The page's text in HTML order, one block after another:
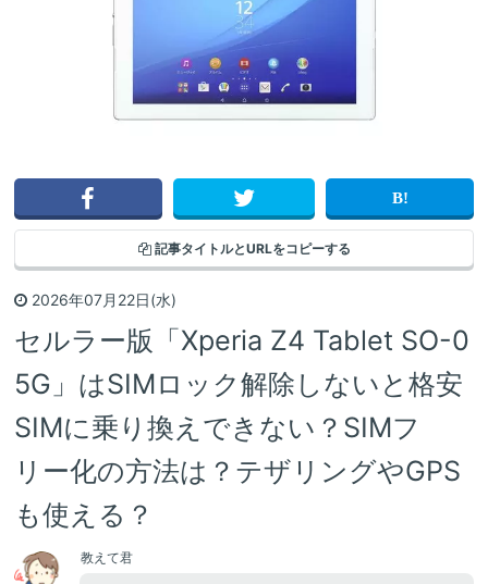
記事タイトルとURLをコピーする
2026年07月22日(水)
セルラー版「Xperia Z4 Tablet SO-0
5G」はSIMロック解除しないと格安
SIMに乗り換えできない？SIMフ
リー化の方法は？テザリングやGPS
も使える？
教えて君